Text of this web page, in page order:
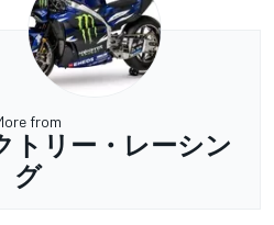
from
トリー・レーシン
グ